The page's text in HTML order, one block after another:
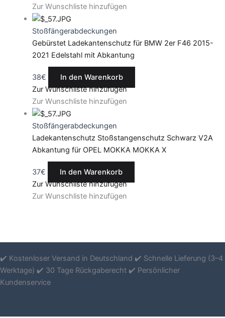
Zur Wunschliste hinzufügen
Stoßfängerabdeckungen
Gebürstet Ladekantenschutz für BMW 2er F46 2015-
2021 Edelstahl mit Abkantung
38€
In den Warenkorb
Zur Wunschliste hinzufügen
Zur Wunschliste hinzufügen
Stoßfängerabdeckungen
Ladekantenschutz Stoßstangenschutz Schwarz V2A
Abkantung für OPEL MOKKA MOKKA X
37€
In den Warenkorb
Zur Wunschliste hinzufügen
Zur Wunschliste hinzufügen
✔️ Kostenloser Versand in Deutschland ✔️ Schnelle Lieferung (3–4
Werktage) ✔️ 30 Tage Rückgaberecht ✔️ Persönlicher
Kundenservice